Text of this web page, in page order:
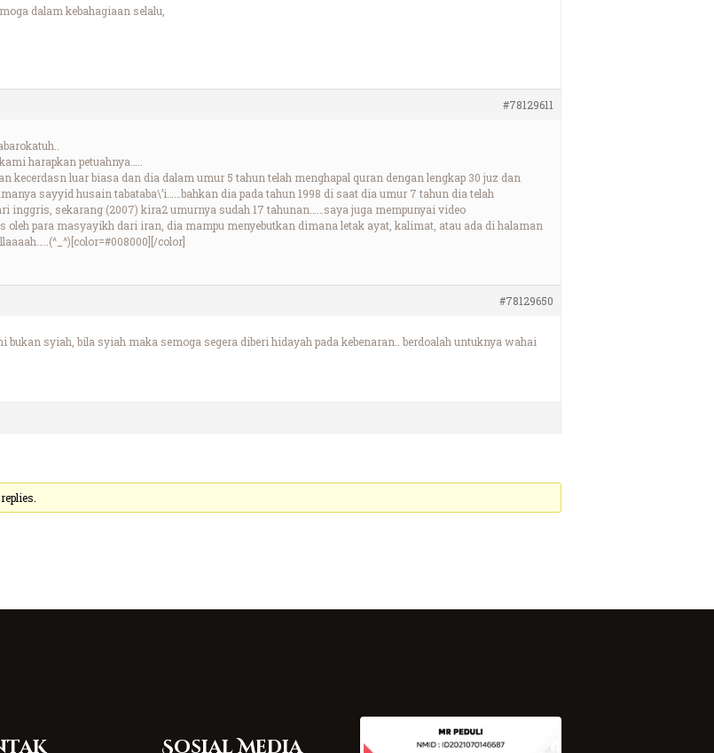
dalam kebahagiaan selalu,
#78129611
harapkan petuahnya…..
kecerdasn luar biasa dan dia dalam umur 5 tahun telah menghapal quran dengan lengkap 30 juz dan
sayyid husain tabataba\’i……bahkan dia pada tahun 1998 di saat dia umur 7 tahun dia telah
inggris, sekarang (2007) kira2 umurnya sudah 17 tahunan……saya juga mempunyai video
oleh para masyayikh dari iran, dia mampu menyebutkan dimana letak ayat, kalimat, atau ada di halaman
color]
#78129650
syiah, bila syiah maka semoga segera diberi hidayah pada kebenaran.. berdoalah untuknya wahai
Sosial Media